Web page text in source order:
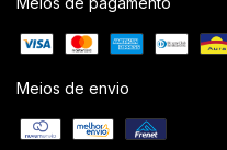
Meios de envio